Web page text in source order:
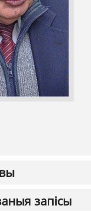
запісы